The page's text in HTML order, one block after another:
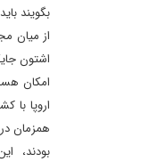
بگویند
از میان
اشتون
امکان
اروپا با
همزمان
بودند،